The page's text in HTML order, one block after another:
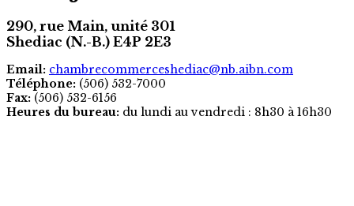
290, rue Main, unité 301
Shediac (N.-B.) E4P 2E3
Email: chambrecommerceshediac@nb.aibn.com
Téléphone: (506) 532-7000
Fax: (506) 532-6156
Heures du bureau: du lundi au vendredi : 8h30 à 16h30